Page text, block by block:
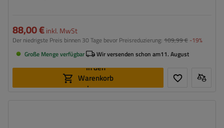
88,00 €inkl. MwSt
Der niedrigste Preis binnen 30 Tage bevor Preisreduzierung: 109,99 € -19%
Große Menge verfügbar
Wir versenden schon am11. August
In den
Warenkorb
legen